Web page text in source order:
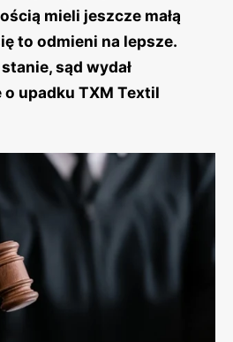
mieli jeszcze małą
to odmieni na lepsze.
sąd wydał
upadku TXM Textil